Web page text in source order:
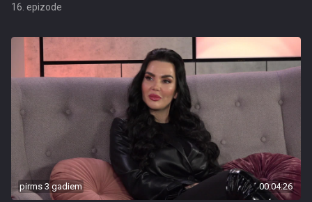
16. epizode
pirms 3 gadiem 00:04:26